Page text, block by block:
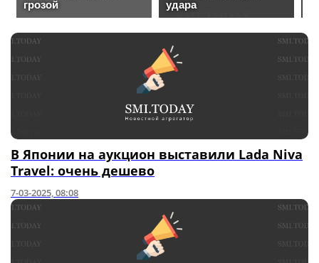
В Японии на аукцион выставили Lada Niva
Travel: очень дешево
7-03-2025, 08:08